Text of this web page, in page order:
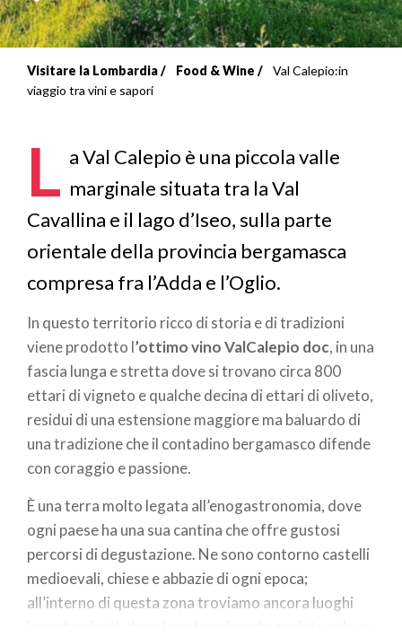
Briciole
pane
Visitare la Lombardia Food & Wine
Val Calepio:in
viaggio tra vini e sapori
L a Val Calepio è una piccola valle
marginale situata tra la Val
Cavallina e il lago d’Iseo, sulla parte
orientale della provincia bergamasca
compresa fra l’Adda e l’Oglio.
In questo territorio ricco di storia e di tradizioni
viene prodotto l’ottimo vinoValCalepio doc, in una
fascia lunga e stretta dove si trovano circa 800
ettari di vigneto e qualche decina di ettari di oliveto,
residui di una estensione maggiore ma baluardo di
una tradizione che il contadino bergamasco difende
con coraggio e passione.
È una terra molto legata all’enogastronomia, dove
ogni paese ha una sua cantina che offre gustosi
percorsi di degustazione. Ne sono contorno castelli
medioevali, chiese e abbazie di ogni epoca;
all’interno di questa zona troviamo ancora luoghi